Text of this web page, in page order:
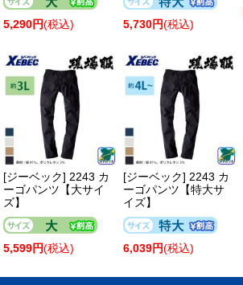
5,290円(税込) 5,730円(税込)
[ジーベック] 2243 カ
ーゴパンツ【大サイ
ズ】
5,599円(税込)
[ジーベック] 2243 カ
ーゴパンツ【特大サ
イズ】
6,039円(税込)